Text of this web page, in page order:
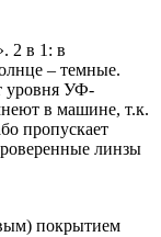
2 в 1: в
– темные.
уровня УФ-
в машине, т.к.
пропускает
линзы
покрытием